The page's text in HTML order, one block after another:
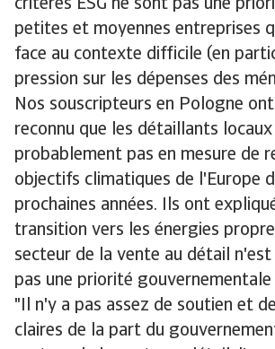
critères ESG ne sont pas une
petites et moyennes entreprises
face au contexte difficile (en
pression sur les dépenses des
Nos souscripteurs en Pologne
reconnu que les détaillants
probablement pas en mesure de
objectifs climatiques de l'Europe
prochaines années. Ils ont
transition vers les énergies
secteur de la vente au détail
pas une priorité
"Il n'y a pas assez de soutien et
claires de la part du